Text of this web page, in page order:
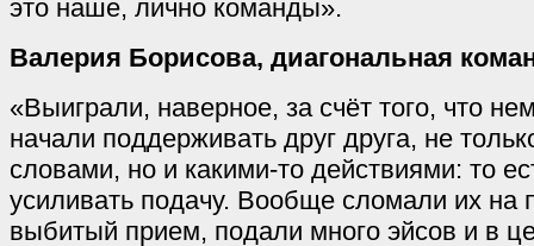
это наше, лично команды».
Валерия Борисова, диагональная
«Выиграли, наверное, за счёт того, что
начали поддерживать друг друга, не
словами, но и какими-то действиями: то
усиливать подачу. Вообще сломали их на
выбитый прием, подали много эйсов и в